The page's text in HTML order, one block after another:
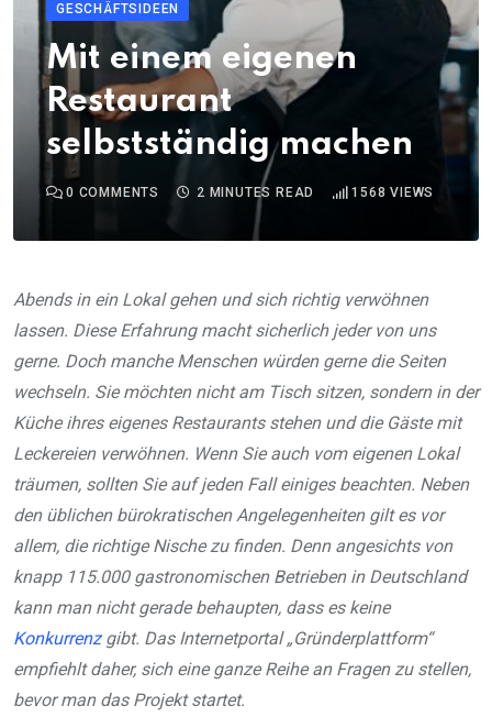
GESCHÄFTSIDEEN
Mit einem eigenen
Restaurant
selbstständig machen
0 COMMENTS 2 MINUTES READ 1568 VIEWS
Abends in ein Lokal gehen und sich richtig verwöhnen
lassen. Diese Erfahrung macht sicherlich jeder von uns
gerne. Doch manche Menschen würden gerne die Seiten
wechseln. Sie möchten nicht am Tisch sitzen, sondern in der
Küche ihres eigenes Restaurants stehen und die Gäste mit
Leckereien verwöhnen. Wenn Sie auch vom eigenen Lokal
träumen, sollten Sie auf jeden Fall einiges beachten. Neben
den üblichen bürokratischen Angelegenheiten gilt es vor
allem, die richtige Nische zu finden. Denn angesichts von
knapp 115.000 gastronomischen Betrieben in Deutschland
kann man nicht gerade behaupten, dass es keine
Konkurrenzgibt. Das Internetportal „Gründerplattform“
empfiehlt daher, sich eine ganze Reihe an Fragen zu stellen,
bevor man das Projekt startet.